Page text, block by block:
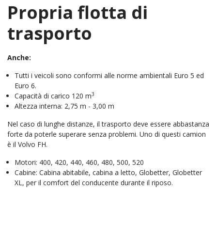
Propria flotta di
trasporto
Anche:
Tutti i veicoli sono conformi alle norme ambientali Euro 5 ed
Euro 6.
Capacità di carico 120 m3
Altezza interna: 2,75 m - 3,00 m
Nel caso di lunghe distanze, il trasporto deve essere abbastanza
forte da poterle superare senza problemi. Uno di questi camion
è il Volvo FH.
Motori: 400, 420, 440, 460, 480, 500, 520
Cabine: Cabina abitabile, cabina a letto, Globetter, Globetter
XL, per il comfort del conducente durante il riposo.